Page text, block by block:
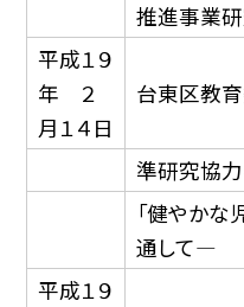
推進事業
平成１９
年 ２
月１４日
台東区教
準研究協
「健やか
通して—
平成１９